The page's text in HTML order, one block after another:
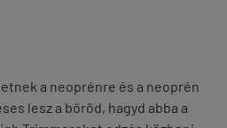
a neoprénre és a neoprén
lesz a bőröd, hagyd abba a